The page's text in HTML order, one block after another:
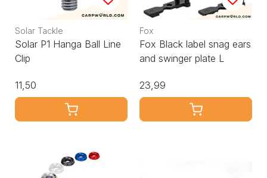
Solar Tackle
Solar P1 Hanga Ball Line
Clip
11,50
Fox
Fox Black label snag ears
and swinger plate L
23,99